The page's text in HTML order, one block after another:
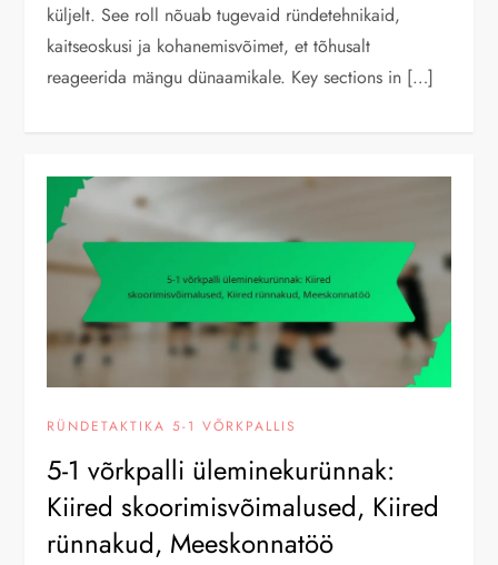
küljelt. See roll nõuab tugevaid ründetehnikaid,
kaitseoskusi ja kohanemisvõimet, et tõhusalt
reageerida mängu dünaamikale. Key sections in […]
RÜNDETAKTIKA 5-1 VÕRKPALLIS
5-1 võrkpalli üleminekurünnak:
Kiired skoorimisvõimalused, Kiired
rünnakud, Meeskonnatöö